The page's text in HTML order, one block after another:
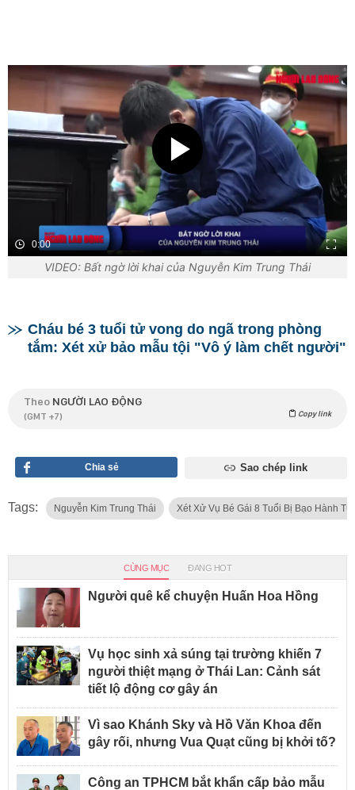
0:00
VIDEO: Bất ngờ lời khai của Nguyễn Kim Trung Thái
Cháu bé 3 tuổi tử vong do ngã trong phòng
tắm: Xét xử bảo mẫu tội "Vô ý làm chết người"
Theo NGƯỜI LAO ĐỘNG
(GMT +7) Copy link
Chia sẻ Sao chép link
Tags: Nguyễn Kim Trung Thái Xét Xử Vụ Bé Gái 8 Tuổi Bị Bạo Hành Tử
CÙNG MỤC ĐANG HOT
Người quê kể chuyện Huấn Hoa Hồng
Vụ học sinh xả súng tại trường khiến 7
người thiệt mạng ở Thái Lan: Cảnh sát
tiết lộ động cơ gây án
Vì sao Khánh Sky và Hồ Văn Khoa đến
gây rối, nhưng Vua Quạt cũng bị khởi tố?
Công an TPHCM bắt khẩn cấp bảo mẫu